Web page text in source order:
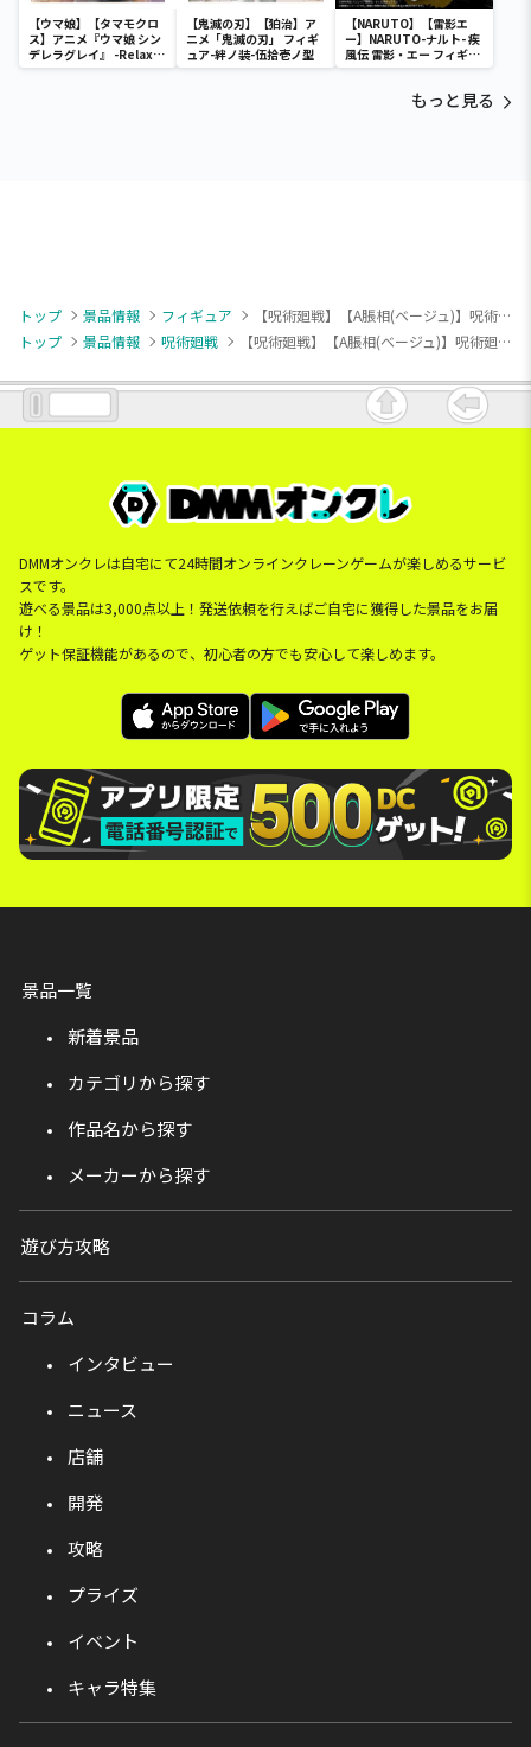
【ウマ娘】【タマモクロ
ス】アニメ『ウマ娘 シン
デレラグレイ』 -Relax
time-タマモクロス
【鬼滅の刃】【狛治】ア
ニメ「鬼滅の刃」 フィギ
ュア-絆ノ装-伍拾壱ノ型
【NARUTO】【雷影エ
ー】NARUTO-ナルト- 疾
風伝 雷影・エー フィギュ
ア～五影集結…!!～
もっと見る
トップ 景品情報 フィギュア
【呪術廻戦】【A脹相(ベージュ)】呪術廻戦 MAXIMATIC CHOSO
トップ
景品情報 呪術廻戦 【呪術廻戦】【A脹相(ベージュ)】呪術廻戦 MAXIMATIC CHOSO
DMMオンクレは自宅にて24時間オンラインクレーンゲームが楽しめるサービ
スです。
遊べる景品は3,000点以上！発送依頼を行えばご自宅に獲得した景品をお届
け！
ゲット保証機能があるので、初心者の方でも安心して楽しめます。
景品一覧
新着景品
カテゴリから探す
作品名から探す
メーカーから探す
遊び方攻略
コラム
インタビュー
ニュース
店舗
開発
攻略
プライズ
イベント
キャラ特集